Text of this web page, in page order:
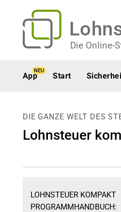
Die Online-
App
NEU
Start
DIE GANZE WELT DES
Lohnsteuer
LOHNSTEUER KOMPAKT
PROGRAMMHANDBUCH: